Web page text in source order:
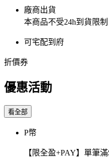
廠商出貨
本商品不受24h到貨限制
可宅配到府
折價券
優惠活動
看全部
P幣
【限全盈+PAY】單筆